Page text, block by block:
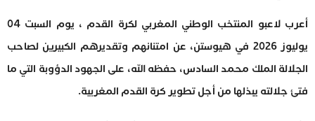
أعرب لاعبو المنتخب الوطني المغربي لكرة القدم ، يوم السبت 04
يوليوز 2026 في هيوستن، عن امتنانهم وتقديرهم الكبيرين لصاحب
الجلالة الملك محمد السادس، حفظه الله، على الجهود الدؤوبة التي ما
فتئ جلالته يبذلها من أجل تطوير كرة القدم المغربية.